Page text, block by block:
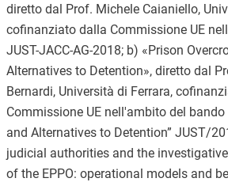
diretto dal Prof. Michele Caianiello,
cofinanziato dalla Commissione UE
JUST-JACC-AG-2018; b) «Prison
Alternatives to Detention», diretto dal
Bernardi, Università di Ferrara,
Commissione UE nell'ambito del
and Alternatives to Detention” JUST/
judicial authorities and the
of the EPPO: operational models and